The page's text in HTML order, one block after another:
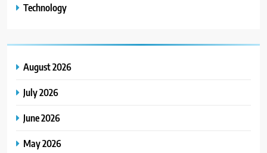
Technology
August 2026
July 2026
June 2026
May 2026